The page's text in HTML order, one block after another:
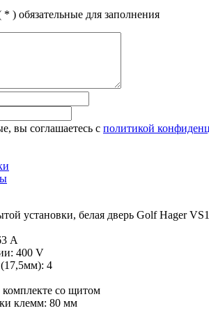
* ) обязательные для заполнения
вы соглашаетесь с политикой
установки, белая дверь Golf Hager
A
400 V
4
со щитом
клемм: 80 мм